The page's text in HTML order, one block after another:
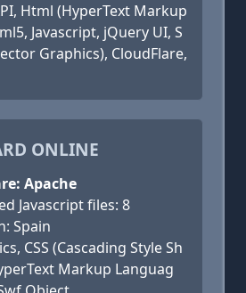
Html (HyperText Markup
Javascript, jQuery UI, S
Graphics), CloudFlare,
ONLINE
Apache
Javascript files: 8
Spain
CSS (Cascading Style Sh
Markup Languag